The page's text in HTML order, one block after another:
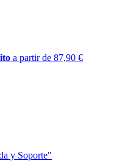
a partir de 87,90 €
y Soporte"